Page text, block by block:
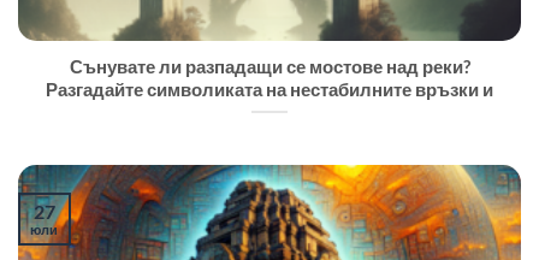
Сънувате ли разпадащи се мостове над реки?
Разгадайте символиката на нестабилните връзки и
27
юли